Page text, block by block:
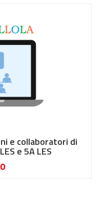
e collaboratori di
e 5A LES